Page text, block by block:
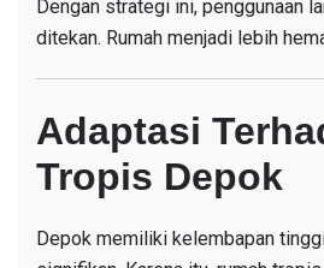
Dengan strategi ini, penggunaan
ditekan. Rumah menjadi lebih
Adaptasi
Tropis Depok
Depok memiliki kelembapan